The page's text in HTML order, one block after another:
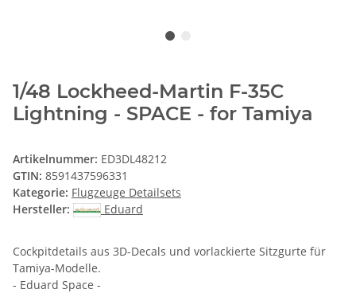
1/48 Lockheed-Martin F-35C
Lightning - SPACE - for Tamiya
Artikelnummer: ED3DL48212
GTIN: 8591437596331
Kategorie: Flugzeuge Detailsets
Hersteller:
Eduard
Cockpitdetails aus 3D-Decals und vorlackierte Sitzgurte für
Tamiya-Modelle.
- Eduard Space -